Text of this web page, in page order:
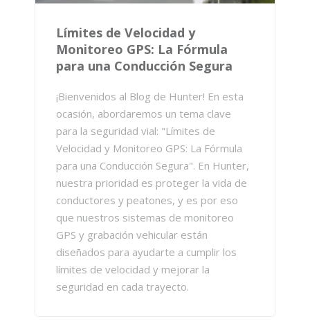
Límites de Velocidad y
Monitoreo GPS: La Fórmula
para una Conducción Segura
¡Bienvenidos al Blog de Hunter! En esta
ocasión, abordaremos un tema clave
para la seguridad vial: "Límites de
Velocidad y Monitoreo GPS: La Fórmula
para una Conducción Segura". En Hunter,
nuestra prioridad es proteger la vida de
conductores y peatones, y es por eso
que nuestros sistemas de monitoreo
GPS y grabación vehicular están
diseñados para ayudarte a cumplir los
límites de velocidad y mejorar la
seguridad en cada trayecto.